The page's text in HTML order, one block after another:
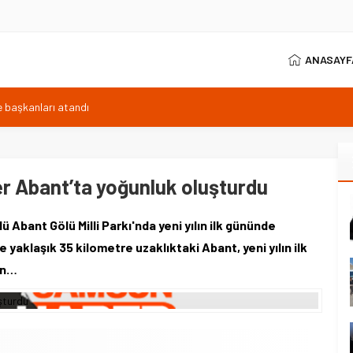
başkanları atandı
25 milyonluk araç katıldı
İlk iki direkt Süper Lig’de
kimlik
Abant’ta yoğunluk oluşturdu
Gölü Milli Parkı'nda yeni yılın ilk gününde
35 kilometre uzaklıktaki Abant, yeni yılın ilk